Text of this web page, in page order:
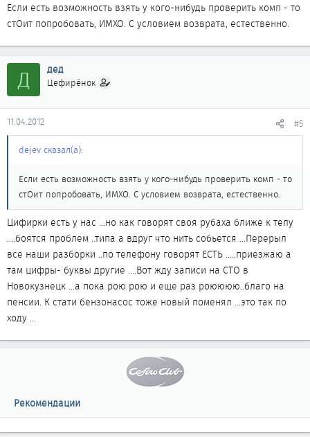
Если есть возможность взять у кого-нибудь проверить комп - то
стОит попробовать, ИМХО. С условием возврата, естественно.
Д дед
Цефирёнок
11.04.2012 #5
dejev сказал(а):
Если есть возможность взять у кого-нибудь проверить комп - то
стОит попробовать, ИМХО. С условием возврата, естественно.
Цифирки есть у нас ...но как говорят своя рубаха ближе к телу
....боятся проблем ..типа а вдруг что нить собьется ...Перерыл
все наши разборки ..по телефону говорят ЕСТЬ .....приезжаю а
там цифры- буквы другие ....Вот жду записи на СТО в
Новокузнецк ...а пока рою рою и еще раз роюююю..благо на
пенсии. К стати бензонасос тоже новый поменял ...это так по
ходу ...
Рекомендации